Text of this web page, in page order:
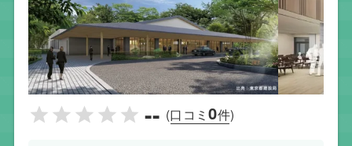
-- (口コミ0件)